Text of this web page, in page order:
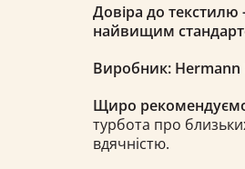
Довіра до текстилю
найвищим
Виробник: Hermann
Щиро
турбота про
вдячністю.